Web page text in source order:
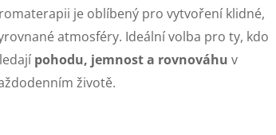
je oblíbený pro vytvoření klidné,
atmosféry. Ideální volba pro ty, kdo
pohodu, jemnost a rovnováhu v
životě.